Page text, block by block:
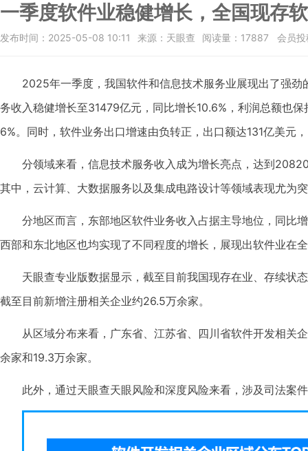
一季度软件业稳健增长，全国现存
发布时间：2025-05-08 10:11 来源：天眼查 阅读量：17887 会员投
2025年一季度，我国软件和信息技术服务业展现出了强
务收入稳健增长至31479亿元，同比增长10.6%，利润总额也
6%。同时，软件业务出口增速由负转正，出口额达131亿美元
分领域来看，信息技术服务收入成为增长亮点，达到
其中，云计算、大数据服务以及集成电路设计等领域表现尤为
分地区而言，东部地区软件业务收入占据主导地位，同比
西部和东北地区也均实现了不同程度的增长，展现出软件业在
天眼查专业版数据显示，截至目前我国现存在业、存续
截至目前新增注册相关企业约26.5万余家。
从区域分布来看，广东省、江苏省、四川省软件开发相关
余家和19.3万余家。
此外，通过天眼查天眼风险和深度风险来看，涉及司法案